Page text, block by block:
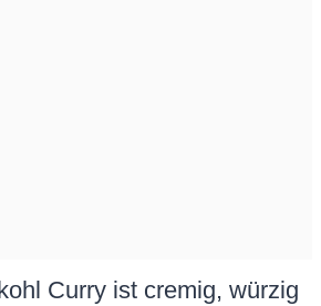
Curry ist cremig, würzig